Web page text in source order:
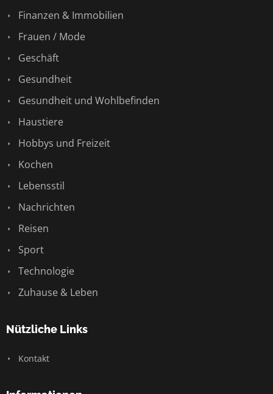
Finanzen & Immobilien
Frauen / Mode
Geschäft
Gesundheit
Gesundheit und Wohlbefinden
Haustiere
Hobbys und Freizeit
Kochen
Lebensstil
Nachrichten
Reisen
Sport
Technologie
Zuhause & Leben
Nützliche Links
Kontakt